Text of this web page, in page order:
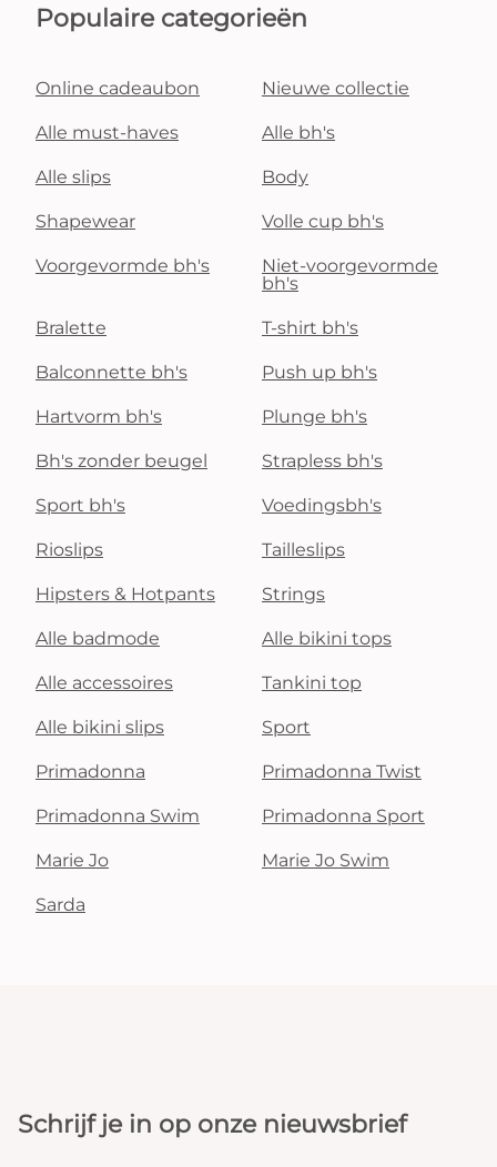
Populaire categorieën
Online cadeaubon Nieuwe collectie
Alle must-haves Alle bh's
Alle slips Body
Shapewear Volle cup bh's
Voorgevormde bh's
Niet-voorgevormde
bh's
Bralette T-shirt bh's
Balconnette bh's Push up bh's
Hartvorm bh's Plunge bh's
Bh's zonder beugel Strapless bh's
Sport bh's Voedingsbh's
Rioslips Tailleslips
Hipsters & Hotpants Strings
Alle badmode Alle bikini tops
Alle accessoires Tankini top
Alle bikini slips Sport
Primadonna Primadonna Twist
Primadonna Swim Primadonna Sport
Marie Jo Marie Jo Swim
Sarda
Schrijf je in op onze nieuwsbrief